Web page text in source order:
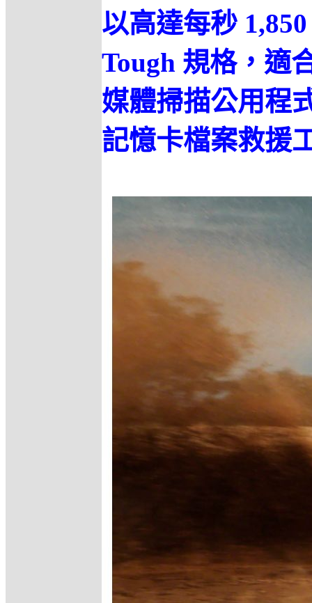
以高達每秒
Tough 規格，適
媒體掃描公用程
記憶卡檔案救援